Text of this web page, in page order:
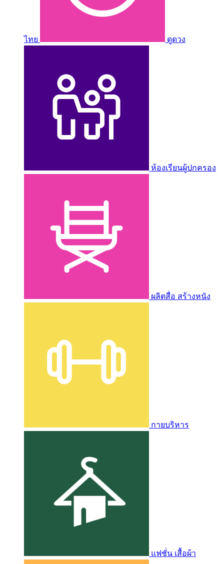
ไทย ดูดวง
ห้องเรียนผู้ปกครอง
ผลิตสื่อ สร้างหนัง
กายบริหาร
แฟชั่น เสื้อผ้า